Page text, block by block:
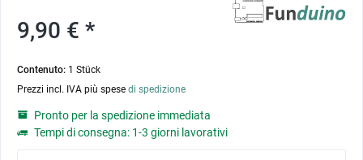
9,90 € *
Contenuto: 1 Stück
Prezzi incl. IVA più spese di spedizione
Pronto per la spedizione immediata
Tempi di consegna: 1-3 giorni lavorativi